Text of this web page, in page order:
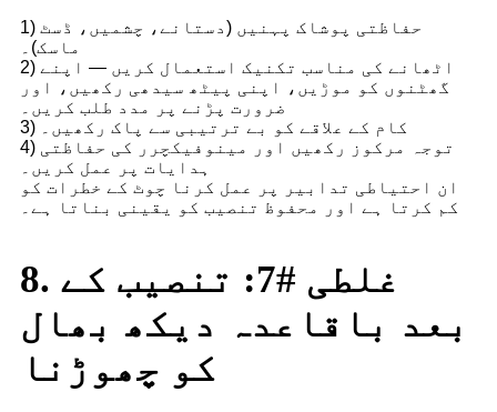
1) حفاظتی پوشاک پہنیں (دستانے، چشمیں، ڈسٹ
ماسک)۔
2) اٹھانے کی مناسب تکنیک استعمال کریں — اپنے
گھٹنوں کو موڑیں، اپنی پیٹھ سیدھی رکھیں، اور
ضرورت پڑنے پر مدد طلب کریں۔
3) کام کے علاقے کو بے ترتیبی سے پاک رکھیں۔
4) توجہ مرکوز رکھیں اور مینوفیکچرر کی حفاظتی
ہدایات پر عمل کریں۔
ان احتیاطی تدابیر پر عمل کرنا چوٹ کے خطرات کو
کم کرتا ہے اور محفوظ تنصیب کو یقینی بناتا ہے۔
8. غلطی #7: تنصیب کے
بعد باقاعدہ دیکھ بھال
کو چھوڑنا